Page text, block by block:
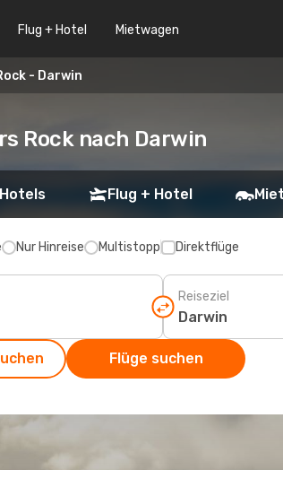
Flug + Hotel Mietwagen
- Darwin
Rock nach Darwin
Hotels Flug + Hotel
Nur Hinreise Multistopp Direktflüge
Reiseziel
Flüge suchen